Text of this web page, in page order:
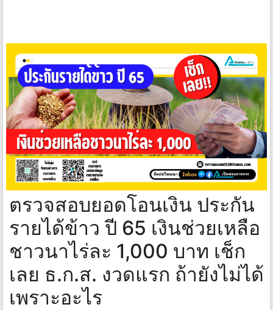
ตรวจสอบยอดโอนเงิน ประกัน
รายได้ข้าว ปี 65 เงินช่วยเหลือ
ชาวนาไร่ละ 1,000 บาท เช็ก
เลย ธ.ก.ส. งวดแรก ถ้ายังไม่ได้
เพราะอะไร